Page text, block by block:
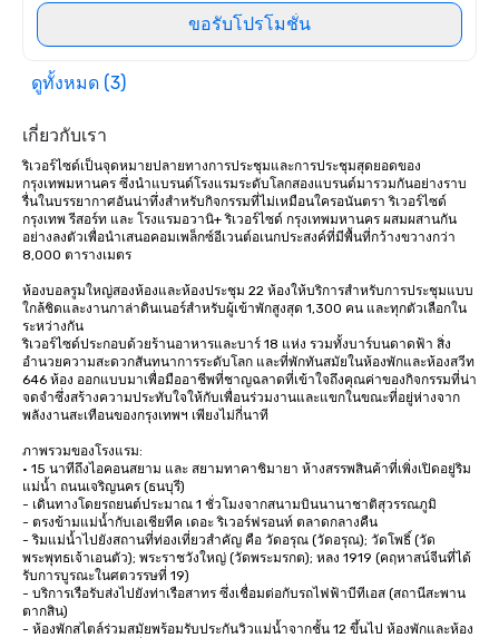
ขอรับโปรโมชั่น
ดูทั้งหมด (3)
เกี่ยวกับเรา
ริเวอร์ไซด์เป็นจุดหมายปลายทางการประชุมและการประชุมสุดยอดของ
กรุงเทพมหานคร ซึ่งนำแบรนด์โรงแรมระดับโลกสองแบรนด์มารวมกันอย่างราบ
รื่นในบรรยากาศอันน่าทึ่งสำหรับกิจกรรมที่ไม่เหมือนใครอนันตรา ริเวอร์ไซด์
กรุงเทพ รีสอร์ท และ โรงแรมอวานิ+ ริเวอร์ไซด์ กรุงเทพมหานคร ผสมผสานกัน
อย่างลงตัวเพื่อนำเสนอคอมเพล็กซ์อีเวนต์อเนกประสงค์ที่มีพื้นที่กว้างขวางกว่า
8,000 ตารางเมตร
ห้องบอลรูมใหญ่สองห้องและห้องประชุม 22 ห้องให้บริการสำหรับการประชุมแบบ
ใกล้ชิดและงานกาล่าดินเนอร์สำหรับผู้เข้าพักสูงสุด 1,300 คน และทุกตัวเลือกใน
ระหว่างกัน
ริเวอร์ไซด์ประกอบด้วยร้านอาหารและบาร์ 18 แห่ง รวมทั้งบาร์บนดาดฟ้า สิ่ง
อำนวยความสะดวกสันทนาการระดับโลก และที่พักทันสมัยในห้องพักและห้องสวีท
646 ห้อง ออกแบบมาเพื่อมืออาชีพที่ชาญฉลาดที่เข้าใจถึงคุณค่าของกิจกรรมที่น่า
จดจำซึ่งสร้างความประทับใจให้กับเพื่อนร่วมงานและแขกในขณะที่อยู่ห่างจาก
พลังงานสะเทือนของกรุงเทพฯ เพียงไม่กี่นาที
ภาพรวมของโรงแรม:
• 15 นาทีถึงไอคอนสยาม และ สยามทาคาชิมายา ห้างสรรพสินค้าที่เพิ่งเปิดอยู่ริม
แม่น้ำ ถนนเจริญนคร (ธนบุรี)
- เดินทางโดยรถยนต์ประมาณ 1 ชั่วโมงจากสนามบินนานาชาติสุวรรณภูมิ
- ตรงข้ามแม่น้ำกับเอเชียทีค เดอะ ริเวอร์ฟรอนท์ ตลาดกลางคืน
- ริมแม่น้ำไปยังสถานที่ท่องเที่ยวสำคัญ คือ วัดอรุณ (วัดอรุณ); วัดโพธิ์ (วัด
พระพุทธเจ้าเอนตัว); พระราชวังใหญ่ (วัดพระมรกต); หลง 1919 (คฤหาสน์จีนที่ได้
รับการบูรณะในศตวรรษที่ 19)
- บริการเรือรับส่งไปยังท่าเรือสาทร ซึ่งเชื่อมต่อกับรถไฟฟ้าบีทีเอส (สถานีสะพาน
ตากสิน)
- ห้องพักสไตล์ร่วมสมัยพร้อมรับประกันวิวแม่น้ำจากชั้น 12 ขึ้นไป ห้องพักและห้อง